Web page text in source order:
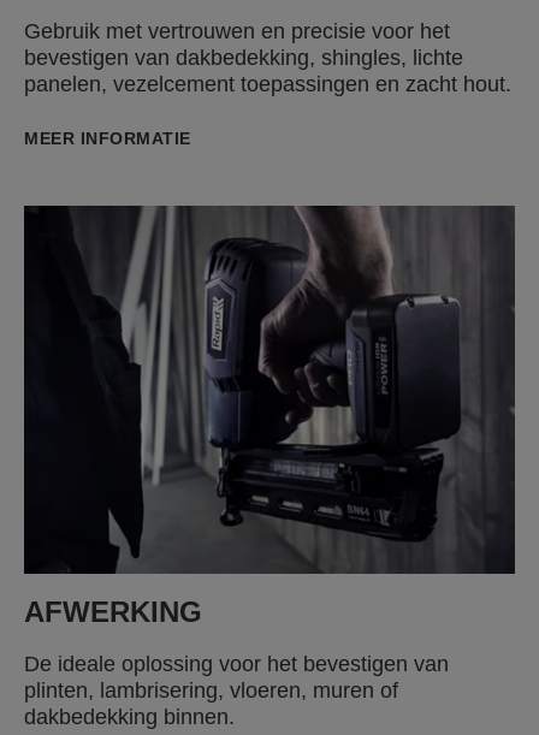
Gebruik met vertrouwen en precisie voor het
bevestigen van dakbedekking, shingles, lichte
panelen, vezelcement toepassingen en zacht hout.
MEER INFORMATIE
AFWERKING
De ideale oplossing voor het bevestigen van
plinten, lambrisering, vloeren, muren of
dakbedekking binnen.